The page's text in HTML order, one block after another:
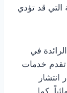
التي قد تؤدي
في
خدمات
انتشار